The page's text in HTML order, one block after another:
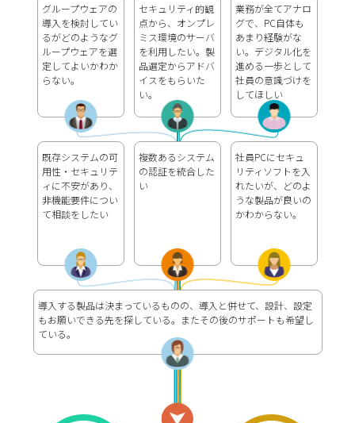
グループウェアの
導入を検討してい
るがどのようなグ
ループウェアを選
定してよいかわか
らない。
セキュリティ的観
点から、オンプレ
ミス環境のサーバ
を利用したい。製
品選定からアドバ
イスをもらいた
い。
業務が全てアナロ
グで、PC自体も
あまり経験がな
い。デジタル化を
進める一歩として
社員の意識づけを
してほしい
既存システムの可
用性・セキュリテ
ィに不安があり、
非機能要件につい
て相談をしたい
複数あるシステム
の認証を統合した
い
社員PCにセキュ
リティソフトを入
れたいが、どのよ
うな製品が良いの
かわからない。
導入する製品は決まっているものの、導入と併せて、設計、設定
もお願いできる先を探している。またその後のサポートも希望し
ている。